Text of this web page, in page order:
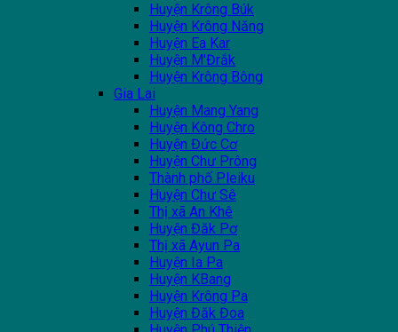
Huyện Krông Búk
Huyện Krông Năng
Huyện Ea Kar
Huyện M'Đrắk
Huyện Krông Bông
Gia Lai
Huyện Mang Yang
Huyện Kông Chro
Huyện Đức Cơ
Huyện Chư Prông
Thành phố Pleiku
Huyện Chư Sê
Thị xã An Khê
Huyện Đăk Pơ
Thị xã Ayun Pa
Huyện Ia Pa
Huyện KBang
Huyện Krông Pa
Huyện Đăk Đoa